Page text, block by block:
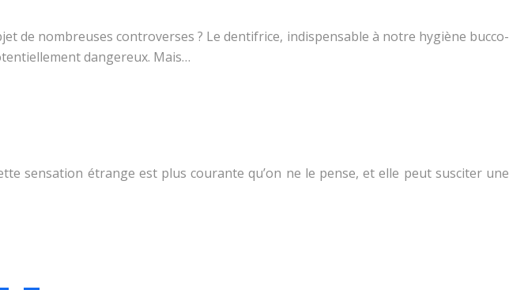
de nombreuses controverses ? Le dentifrice, indispensable à notre hygiène bucco-
dangereux. Mais…
sensation étrange est plus courante qu’on ne le pense, et elle peut susciter une